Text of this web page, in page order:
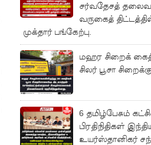
சர்வதேசத்
வருகைத்
முக்தார் பங்கேற்பு.
மஹர சிறைக்
சிலர் பூசா
6 தமிழ்பேசும்
பிரதிநிதிகள்
உயர்ஸ்தானிகர்